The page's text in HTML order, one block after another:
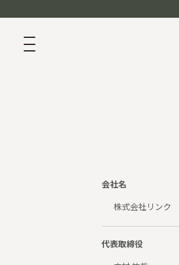
会社名
株式会社リンク
代表取締役